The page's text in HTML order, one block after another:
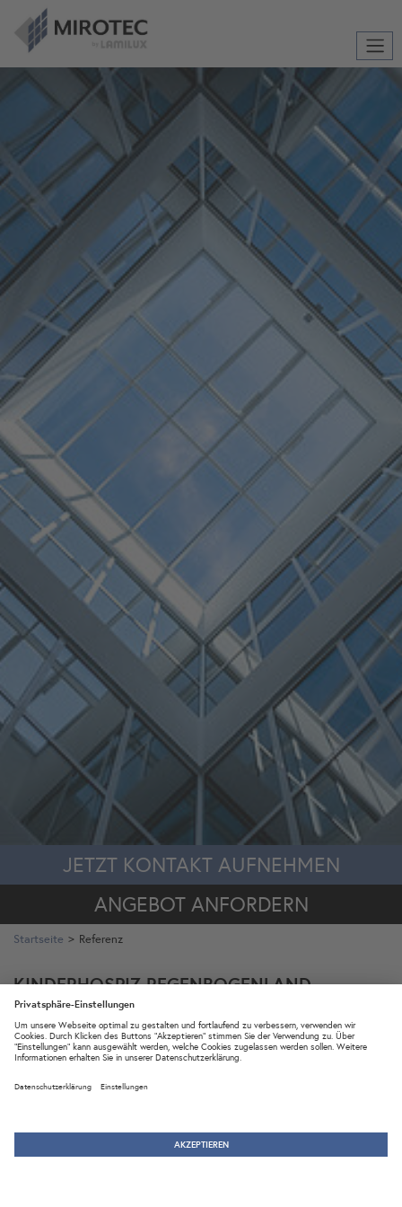
JETZT KONTAKT AUFNEHMEN
ANGEBOT ANFORDERN
Startseite Referenz
KINDERHOSPIZ REGENBOGENLAND